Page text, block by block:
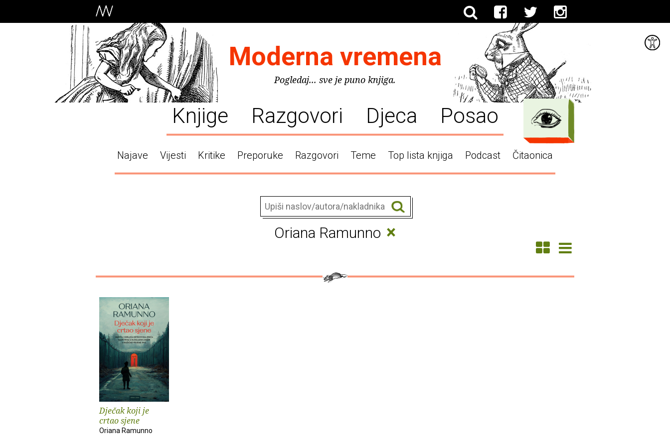
Moderna vremena
Pogledaj... sve je puno knjiga.
Knjige Razgovori Djeca Posao
Najave Vijesti Kritike Preporuke Razgovori Teme Top lista knjiga Podcast Čitaonica
Oriana Ramunno ×
Dječak koji je
crtao sjene
Oriana Ramunno